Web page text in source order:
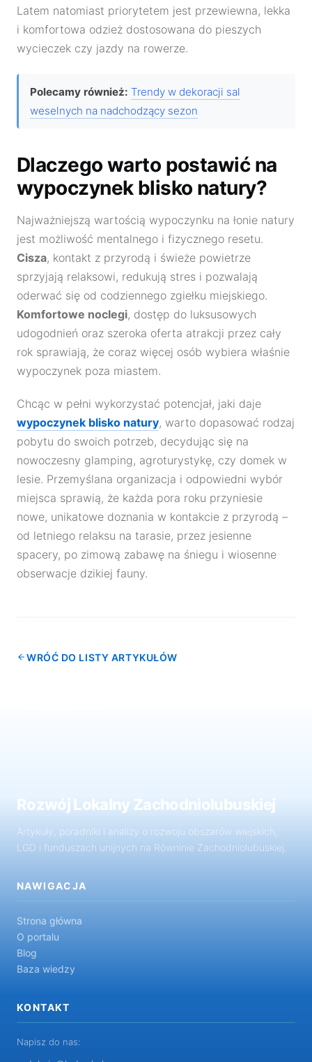
Latem natomiast priorytetem jest przewiewna, lekka
i komfortowa odzież dostosowana do pieszych
wycieczek czy jazdy na rowerze.
Polecamy również: Trendy w dekoracji sal
weselnych na nadchodzący sezon
Dlaczego warto postawić na
wypoczynek blisko natury?
Najważniejszą wartością wypoczynku na łonie natury
jest możliwość mentalnego i fizycznego resetu.
Cisza, kontakt z przyrodą i świeże powietrze
sprzyjają relaksowi, redukują stres i pozwalają
oderwać się od codziennego zgiełku miejskiego.
Komfortowe noclegi, dostęp do luksusowych
udogodnień oraz szeroka oferta atrakcji przez cały
rok sprawiają, że coraz więcej osób wybiera właśnie
wypoczynek poza miastem.
Chcąc w pełni wykorzystać potencjał, jaki daje
wypoczynek blisko natury, warto dopasować rodzaj
pobytu do swoich potrzeb, decydując się na
nowoczesny glamping, agroturystykę, czy domek w
lesie. Przemyślana organizacja i odpowiedni wybór
miejsca sprawią, że każda pora roku przyniesie
nowe, unikatowe doznania w kontakcie z przyrodą –
od letniego relaksu na tarasie, przez jesienne
spacery, po zimową zabawę na śniegu i wiosenne
obserwacje dzikiej fauny.
WRÓĆ DO LISTY ARTYKUŁÓW
Rozwój Lokalny Zachodniolubuskiej
Artykuły, poradniki i analizy o rozwoju obszarów wiejskich,
LGD i funduszach unijnych na Równinie Zachodniolubuskiej.
NAWIGACJA
Strona główna
O portalu
Blog
Baza wiedzy
KONTAKT
Napisz do nas: